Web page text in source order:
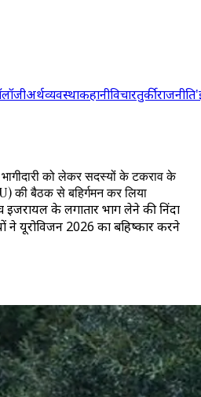
अर्थव्यवस्थाकहानीविचारतुर्कीराजनीति
को लेकर सदस्यों के टकराव के
की बैठक से बहिर्गमन कर लिया
इजरायल के लगातार भाग लेने की निंदा
ने यूरोविजन 2026 का बहिष्कार करने